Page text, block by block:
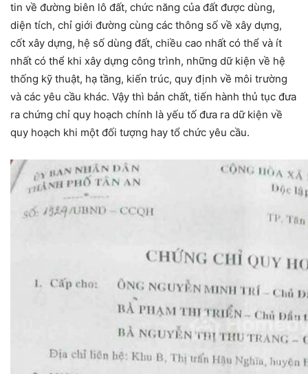
tin về đường biên lô đất, chức năng của đất được dùng,
diện tích, chỉ giới đường cùng các thông số về xây dựng,
cốt xây dựng, hệ số dùng đất, chiều cao nhất có thể và ít
nhất có thể khi xây dựng công trình, những dữ kiện về hệ
thống kỹ thuật, hạ tầng, kiến trúc, quy định về môi trường
và các yêu cầu khác. Vậy thì bản chất, tiến hành thủ tục đưa
ra chứng chỉ quy hoạch chính là yếu tố đưa ra dữ kiện về
quy hoạch khi một đối tượng hay tổ chức yêu cầu.